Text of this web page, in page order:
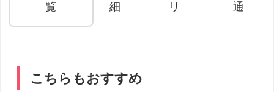
覧
細
リ
通
こちらもおすすめ